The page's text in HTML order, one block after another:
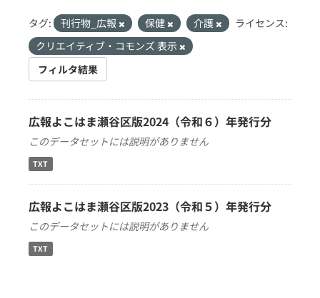
タグ: 刊行物_広報 保健 介護
ライセンス:
クリエイティブ・コモンズ 表示
フィルタ結果
広報よこはま瀬谷区版2024（令和６）年発行分
このデータセットには説明がありません
TXT
広報よこはま瀬谷区版2023（令和５）年発行分
このデータセットには説明がありません
TXT